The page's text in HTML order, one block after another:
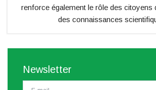
renforce également le rôle des citoyens
des connaissances
Newsletter